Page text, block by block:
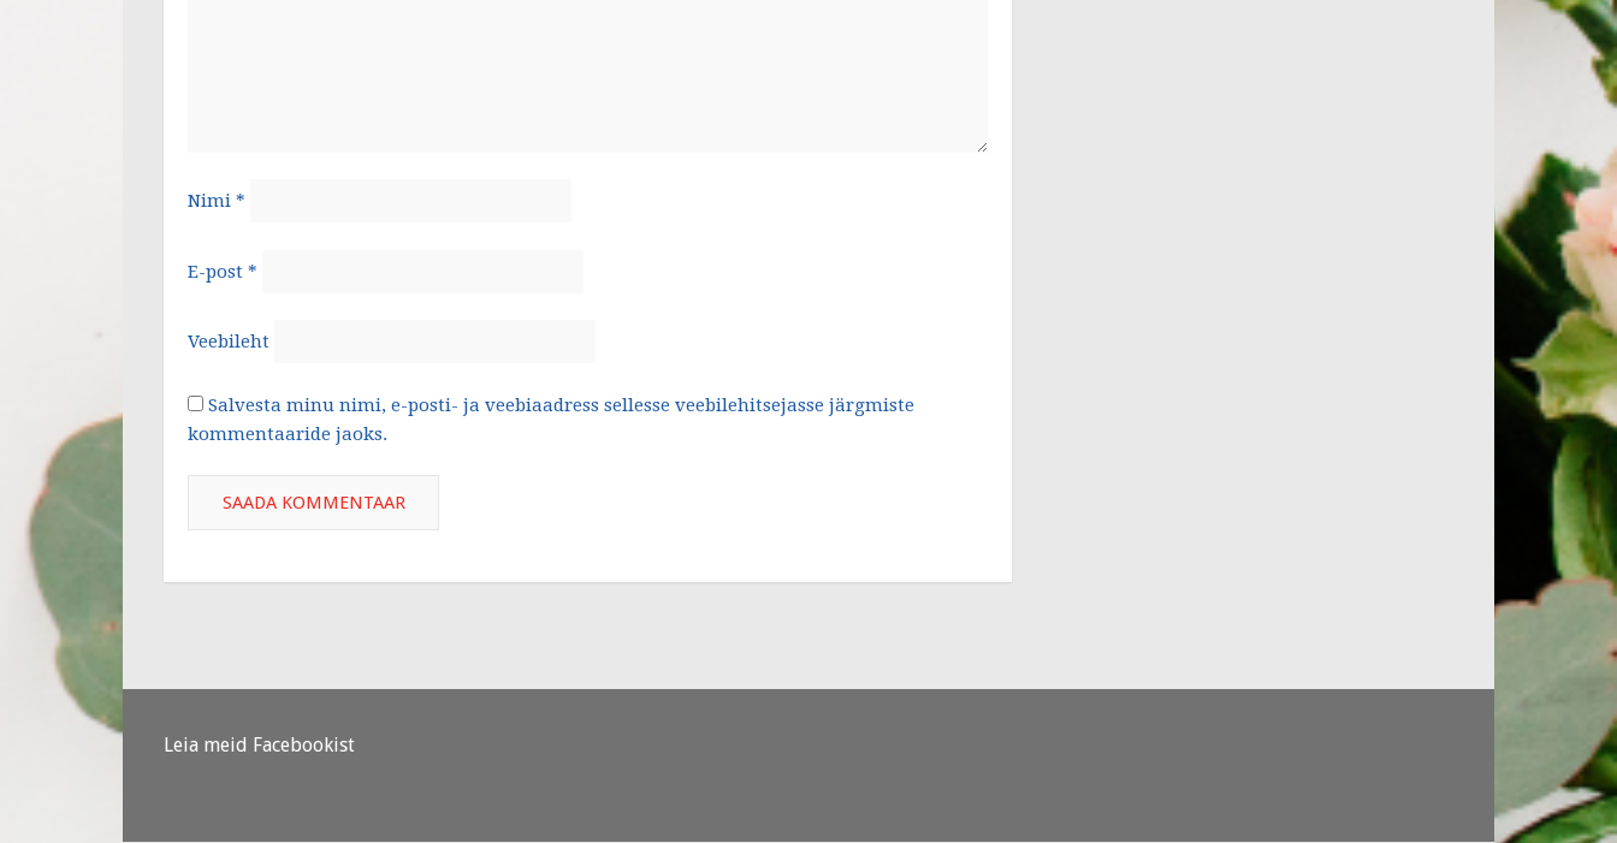
Nimi *
E-post *
Veebileht
Salvesta minu nimi, e-posti- ja veebiaadress sellesse veebilehitsejasse järgmiste
kommentaaride jaoks.
Leia meid Facebookist